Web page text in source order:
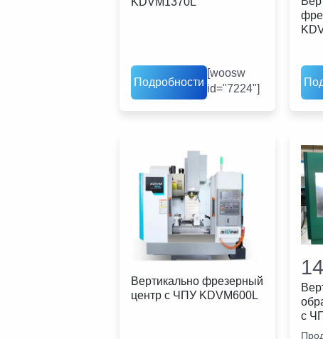
Подробности
[woosw
id="7224"]
Вертикально фрезерный
центр с ЧПУ KDVM600L
с